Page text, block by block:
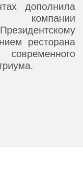
дополнила
ресторана